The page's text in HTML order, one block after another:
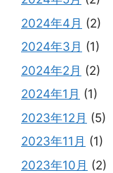
2024年4月 (2)
2024年3月 (1)
2024年2月 (2)
2024年1月 (1)
2023年12月 (5)
2023年11月 (1)
2023年10月 (2)